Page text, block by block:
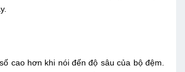
cao hơn khi nói đến độ sâu của bộ đệm.